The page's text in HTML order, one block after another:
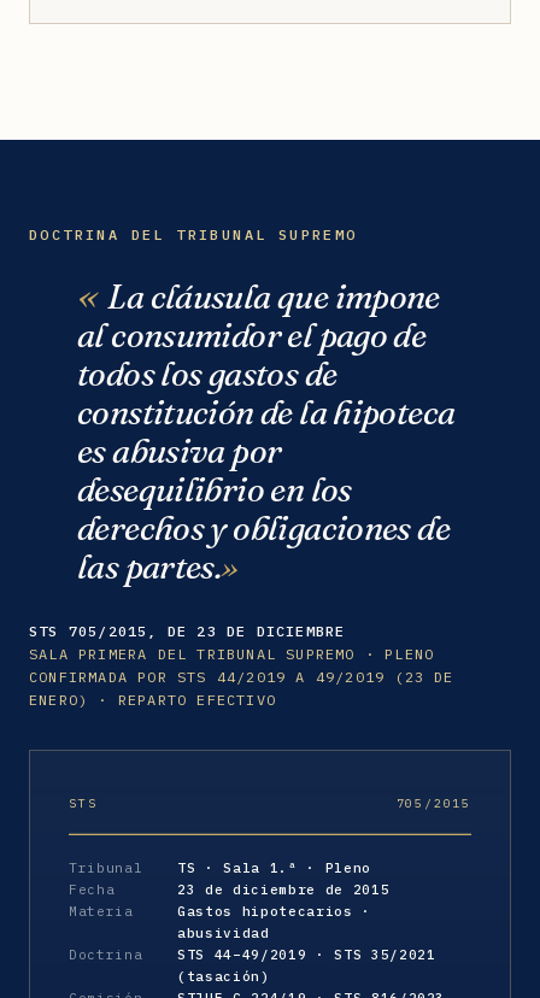
DOCTRINA DEL TRIBUNAL SUPREMO
La cláusula que impone
al consumidor el pago de
todos los gastos de
constitución de la hipoteca
es abusiva por
desequilibrio en los
derechos y obligaciones de
las partes.
STS 705/2015, DE 23 DE DICIEMBRE
SALA PRIMERA DEL TRIBUNAL SUPREMO · PLENO
CONFIRMADA POR STS 44/2019 A 49/2019 (23 DE
ENERO) · REPARTO EFECTIVO
STS 705/2015
Tribunal
TS · Sala 1.ª · Pleno
Fecha
23 de diciembre de 2015
Materia
Gastos hipotecarios ·
abusividad
Doctrina
STS 44–49/2019 · STS 35/2021
(tasación)